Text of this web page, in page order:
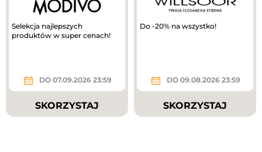
Selekcja najlepszych
produktów w super cenach!
DO 07.09.2026 23:59
SKORZYSTAJ
Do -20% na wszystko!
DO 09.08.2026 23:59
SKORZYSTAJ